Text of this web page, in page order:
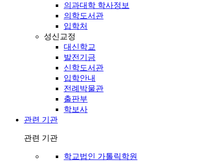
의과대학 학사정보
의학도서관
입학처
성신교정
대신학교
발전기금
신학도서관
입학안내
전례박물관
출판부
학보사
관련 기관
관련 기관
학교법인 가톨릭학원